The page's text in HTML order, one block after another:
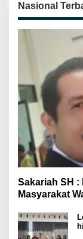
Nasional
Sakariah SH
Masyarakat